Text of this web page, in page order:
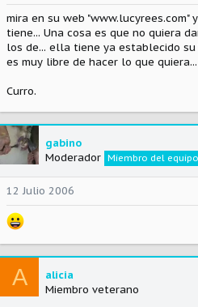
mira en su web "www.lucyrees.com"
tiene... Una cosa es que no quiera
los de... ella tiene ya establecido su
es muy libre de hacer lo que quiera...
Curro.
gabino
Moderador Miembro del equipo
12 Julio 2006
A
alicia
Miembro veterano